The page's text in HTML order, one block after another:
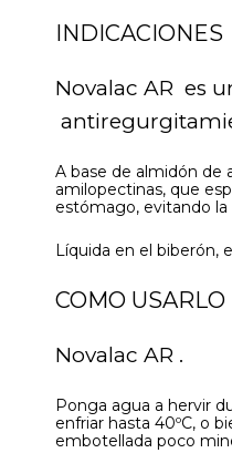
INDICACIONES
Novalac AR es
A base de almidón de
amilopectinas, que
estómago, evitando
Líquida en el biberón,
COMO USARLO
Novalac AR .
Ponga agua a hervir
enfriar hasta 40ºC, o
embotellada poco